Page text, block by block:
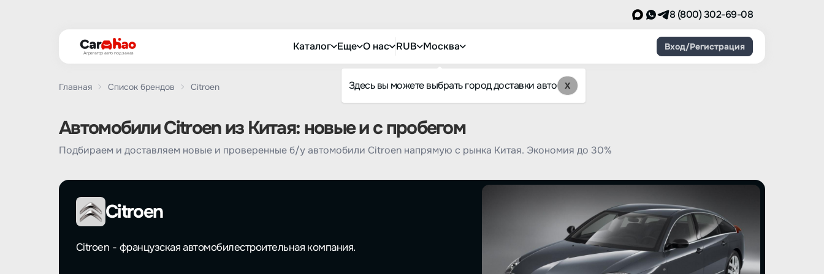
8 (800) 302-69-08
Агрегатор авто под заказ
Каталог Еще О нас RUB Москва
Здесь вы можете выбрать город доставки авто X
Вход/Регистрация
Главная Список брендов Citroen
Автомобили Citroen из Китая: новые и с пробегом
Подбираем и доставляем новые и проверенные б/у автомобили Citroen напрямую с рынка Китая. Экономия до 30%
Citroen
Citroen - французская автомобилестроительная компания.